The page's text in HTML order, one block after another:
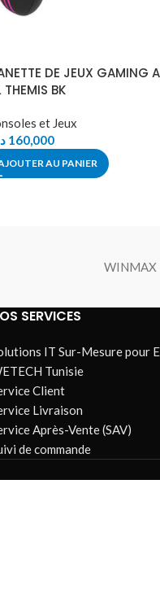
DE JEUX GAMING
THEMIS BK
et Jeux
160,000
AU PANIER
WINMAX
SERVICES
IT Sur-Mesure pour
Tunisie
Client
Livraison
Après-Vente (SAV)
de commande